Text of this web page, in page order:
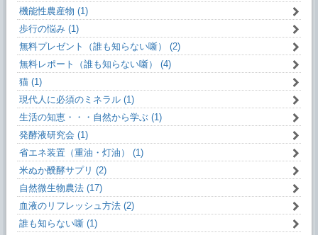
機能性農産物 (1)
歩行の悩み (1)
無料プレゼント（誰も知らない噺） (2)
無料レポート（誰も知らない噺） (4)
猫 (1)
現代人に必須のミネラル (1)
生活の知恵・・・自然から学ぶ (1)
発酵液研究会 (1)
省エネ装置（重油・灯油） (1)
米ぬか醗酵サプリ (2)
自然微生物農法 (17)
血液のリフレッシュ方法 (2)
誰も知らない噺 (1)